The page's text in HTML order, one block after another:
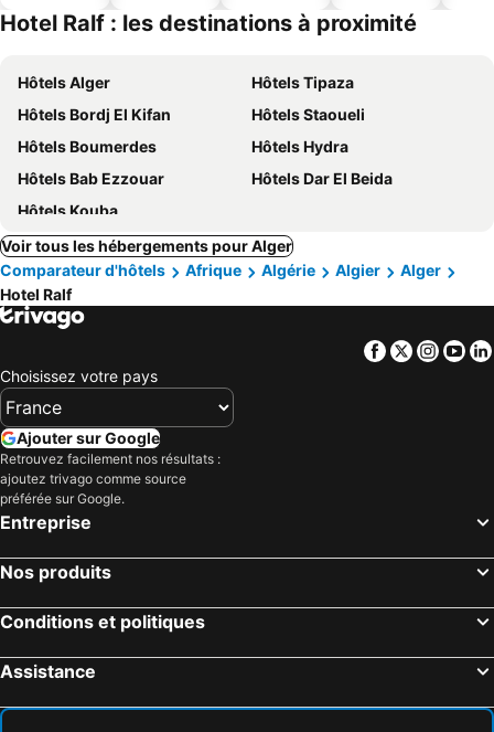
Hotel Ralf : les destinations à proximité
Hôtels Alger
Hôtels Tipaza
Hôtels Bordj El Kifan
Hôtels Staoueli
Hôtels Boumerdes
Hôtels Hydra
Hôtels Bab Ezzouar
Hôtels Dar El Beida
Hôtels Kouba
Voir tous les hébergements pour Alger
Comparateur d'hôtels
Afrique Algérie Algier
Alger
Hotel Ralf
Facebook
Twitter
Choisissez votre pays
Ajouter sur Google
Retrouvez facilement nos résultats :
ajoutez trivago comme source
préférée sur Google.
Entreprise
Nos produits
Conditions et politiques
Assistance